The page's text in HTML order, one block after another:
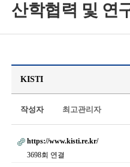
산학협력 및 연
KISTI
작성자 최고관리자
https://www.kisti.re.kr/
3698회 연결